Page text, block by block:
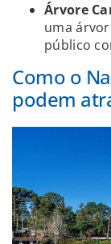
Árvore
uma
público
Como o
podem